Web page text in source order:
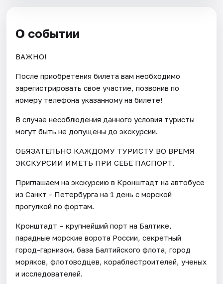
О событии
ВАЖНО!
После приобретения билета вам необходимо
зарегистрировать свое участие, позвонив по
номеру телефона указанному на билете!
В случае несоблюдения данного условия туристы
могут быть не допущены до экскурсии.
ОБЯЗАТЕЛЬНО КАЖДОМУ ТУРИСТУ ВО ВРЕМЯ
ЭКСКУРСИИ ИМЕТЬ ПРИ СЕБЕ ПАСПОРТ.
Приглашаем на экскурсию в Кронштадт на автобусе
из Санкт - Петербурга на 1 день с морской
прогулкой по фортам.
Кронштадт – крупнейший порт на Балтике,
парадные морские ворота России, секретный
город-гарнизон, база Балтийского флота, город
моряков, флотоводцев, кораблестроителей, ученых
и исследователей.